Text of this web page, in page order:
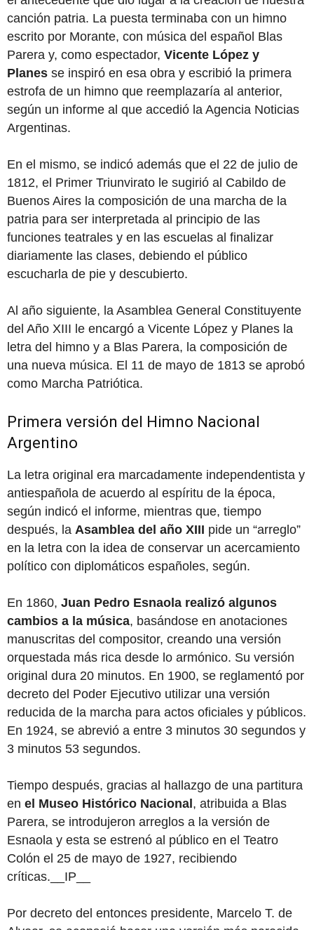
canción patria. La puesta terminaba con un himno
escrito por Morante, con música del español Blas
Parera y, como espectador, Vicente López y
Planes se inspiró en esa obra y escribió la primera
estrofa de un himno que reemplazaría al anterior,
según un informe al que accedió la Agencia Noticias
Argentinas.
En el mismo, se indicó además que el 22 de julio de
1812, el Primer Triunvirato le sugirió al Cabildo de
Buenos Aires la composición de una marcha de la
patria para ser interpretada al principio de las
funciones teatrales y en las escuelas al finalizar
diariamente las clases, debiendo el público
escucharla de pie y descubierto.
Al año siguiente, la Asamblea General Constituyente
del Año XIII le encargó a Vicente López y Planes la
letra del himno y a Blas Parera, la composición de
una nueva música. El 11 de mayo de 1813 se aprobó
como Marcha Patriótica.
Primera versión del Himno Nacional
Argentino
La letra original era marcadamente independentista y
antiespañola de acuerdo al espíritu de la época,
según indicó el informe, mientras que, tiempo
después, la Asamblea del año XIII pide un “arreglo”
en la letra con la idea de conservar un acercamiento
político con diplomáticos españoles, según.
En 1860, Juan Pedro Esnaola realizó algunos
cambios a la música, basándose en anotaciones
manuscritas del compositor, creando una versión
orquestada más rica desde lo armónico. Su versión
original dura 20 minutos. En 1900, se reglamentó por
decreto del Poder Ejecutivo utilizar una versión
reducida de la marcha para actos oficiales y públicos.
En 1924, se abrevió a entre 3 minutos 30 segundos y
3 minutos 53 segundos.
Tiempo después, gracias al hallazgo de una partitura
en el Museo Histórico Nacional , atribuida a Blas
Parera, se introdujeron arreglos a la versión de
Esnaola y esta se estrenó al público en el Teatro
Colón el 25 de mayo de 1927, recibiendo
críticas. __IP__
Por decreto del entonces presidente, Marcelo T. de